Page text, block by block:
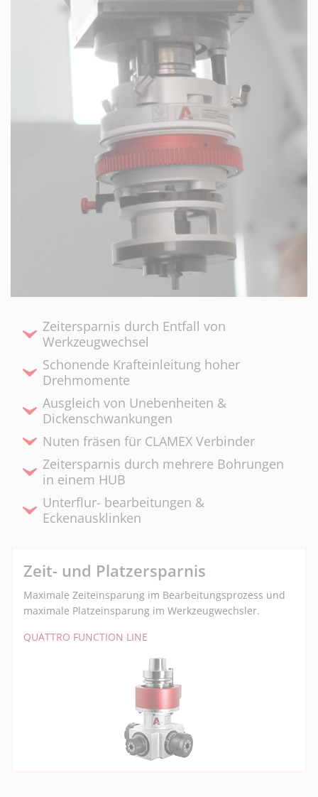
Zeitersparnis durch Entfall von
Werkzeugwechsel
Schonende Krafteinleitung hoher
Drehmomente
Ausgleich von Unebenheiten &
Dickenschwankungen
Nuten fräsen für CLAMEX Verbinder
Zeitersparnis durch mehrere Bohrungen
in einem HUB
Unterflur- bearbeitungen &
Eckenausklinken
Zeit- und Platzersparnis
Maximale Zeiteinsparung im Bearbeitungsprozess und
maximale Platzeinsparung im Werkzeugwechsler.
QUATTRO FUNCTION LINE
Formular Abholservice
Download Rücklieferschein